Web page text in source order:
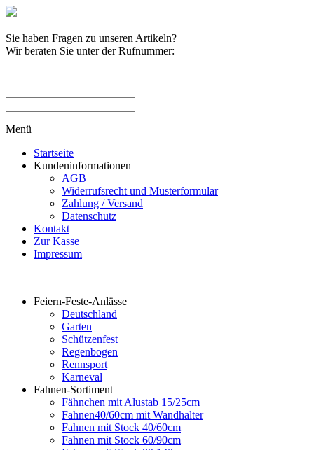
Sie haben Fragen zu unseren Artikeln?
Wir beraten Sie unter der Rufnummer:
Menü
Startseite
Kundeninformationen
AGB
Widerrufsrecht und Musterformular
Zahlung / Versand
Datenschutz
Kontakt
Zur Kasse
Impressum
Feiern-Feste-Anlässe
Deutschland
Garten
Schützenfest
Regenbogen
Rennsport
Karneval
Fahnen-Sortiment
Fähnchen mit Alustab 15/25cm
Fahnen40/60cm mit Wandhalter
Fahnen mit Stock 40/60cm
Fahnen mit Stock 60/90cm